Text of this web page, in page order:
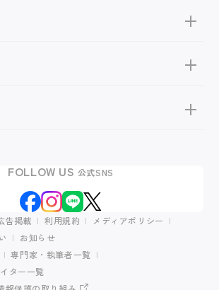
FOLLOW US 公式SNS
告掲載 利用規約
メディアポリシー
お知らせ
専門家・執筆者一覧
ター一覧